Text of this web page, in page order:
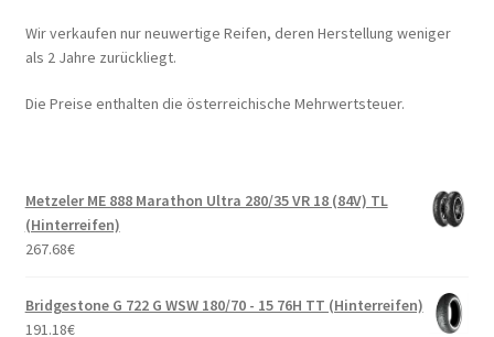
Wir verkaufen nur neuwertige Reifen, deren Herstellung weniger
als 2 Jahre zurückliegt.
Die Preise enthalten die österreichische Mehrwertsteuer.
Metzeler ME 888 Marathon Ultra 280/35 VR 18 (84V) TL
(Hinterreifen)
267.68€
Bridgestone G 722 G WSW 180/70 - 15 76H TT (Hinterreifen)
191.18€